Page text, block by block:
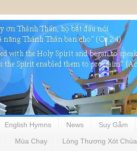
English Hymns News Suy Gẫm
Mùa Chay Lòng Thương Xót Chúa